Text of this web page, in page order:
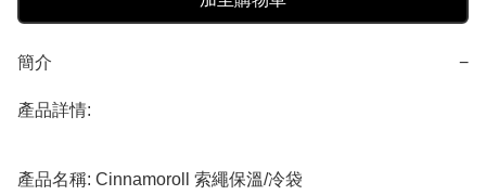
簡介 −
產品詳情:
產品名稱: Cinnamoroll 索繩保溫/冷袋